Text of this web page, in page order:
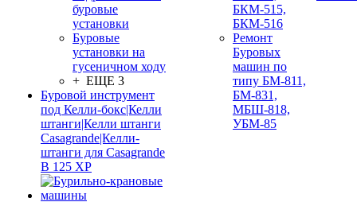
буровые
установки
Буровые
установки на
гусеничном ходу
+ ЕЩЕ 3
Буровой инструмент
под Келли-бокс|Келли
штанги|Келли штанги
Casagrande|Келли-
штанги для Casagrande
B 125 XP
БКМ-515,
БКМ-516
Ремонт
Буровых
машин по
типу БМ-811,
БМ-831,
МБШ-818,
УБМ-85